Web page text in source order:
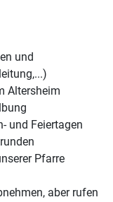
und
Altersheim
und Feiertagen
Pfarre
aber rufen